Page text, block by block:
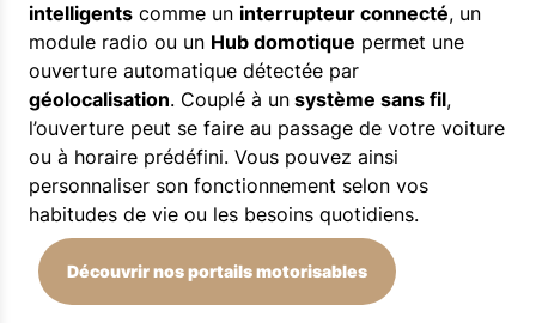
intelligents comme un interrupteur connecté, un
module radio ou un Hub domotique permet une
ouverture automatique détectée par
géolocalisation. Couplé à un système sans fil,
l’ouverture peut se faire au passage de votre voiture
ou à horaire prédéfini. Vous pouvez ainsi
personnaliser son fonctionnement selon vos
habitudes de vie ou les besoins quotidiens.
Découvrir nos portails motorisables